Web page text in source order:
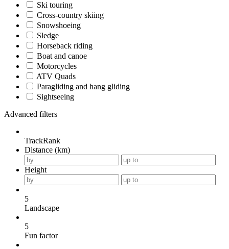
Ski touring
Cross-country skiing
Snowshoeing
Sledge
Horseback riding
Boat and canoe
Motorcycles
ATV Quads
Paragliding and hang gliding
Sightseeing
Advanced filters
TrackRank
Distance (km)
Height
5
Landscape
5
Fun factor